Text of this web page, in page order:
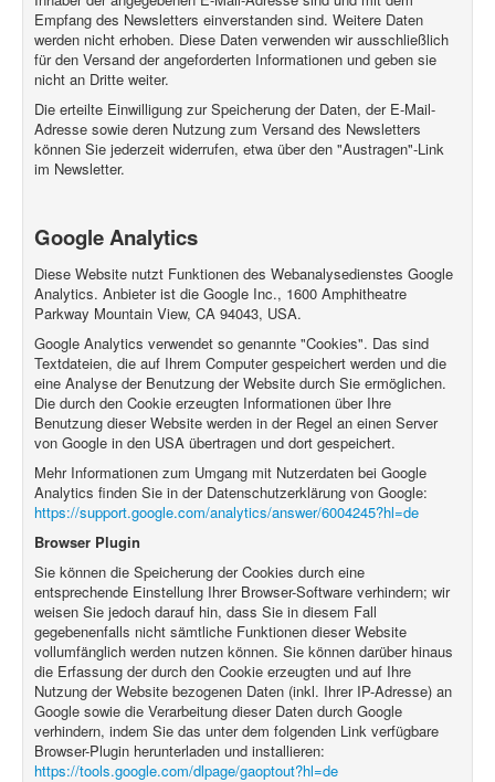
Empfang des Newsletters einverstanden sind. Weitere Daten
werden nicht erhoben. Diese Daten verwenden wir ausschließlich
für den Versand der angeforderten Informationen und geben sie
nicht an Dritte weiter.
Die erteilte Einwilligung zur Speicherung der Daten, der E-Mail-
Adresse sowie deren Nutzung zum Versand des Newsletters
können Sie jederzeit widerrufen, etwa über den "Austragen"-Link
im Newsletter.
Google Analytics
Diese Website nutzt Funktionen des Webanalysedienstes Google
Analytics. Anbieter ist die Google Inc., 1600 Amphitheatre
Parkway Mountain View, CA 94043, USA.
Google Analytics verwendet so genannte "Cookies". Das sind
Textdateien, die auf Ihrem Computer gespeichert werden und die
eine Analyse der Benutzung der Website durch Sie ermöglichen.
Die durch den Cookie erzeugten Informationen über Ihre
Benutzung dieser Website werden in der Regel an einen Server
von Google in den USA übertragen und dort gespeichert.
Mehr Informationen zum Umgang mit Nutzerdaten bei Google
Analytics finden Sie in der Datenschutzerklärung von Google:
https://support.google.com/analytics/answer/6004245?hl=de
Browser Plugin
Sie können die Speicherung der Cookies durch eine
entsprechende Einstellung Ihrer Browser-Software verhindern; wir
weisen Sie jedoch darauf hin, dass Sie in diesem Fall
gegebenenfalls nicht sämtliche Funktionen dieser Website
vollumfänglich werden nutzen können. Sie können darüber hinaus
die Erfassung der durch den Cookie erzeugten und auf Ihre
Nutzung der Website bezogenen Daten (inkl. Ihrer IP-Adresse) an
Google sowie die Verarbeitung dieser Daten durch Google
verhindern, indem Sie das unter dem folgenden Link verfügbare
Browser-Plugin herunterladen und installieren:
https://tools.google.com/dlpage/gaoptout?hl=de